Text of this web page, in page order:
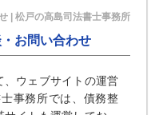
| 松戸の高島司法書士事務所
お問い合わせ
ウェブサイトの運営
事務所では、債務整